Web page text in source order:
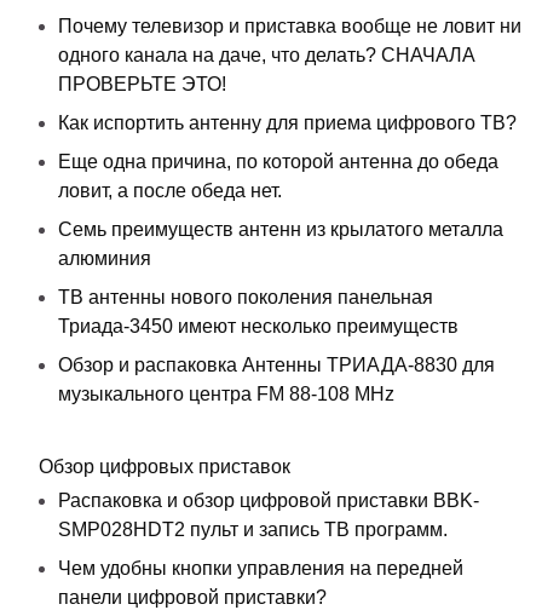
Почему телевизор и приставка вообще не ловит ни
одного канала на даче, что делать? СНАЧАЛА
ПРОВЕРЬТЕ ЭТО!
Как испортить антенну для приема цифрового ТВ?
Еще одна причина, по которой антенна до обеда
ловит, а после обеда нет.
Семь преимуществ антенн из крылатого металла
алюминия
ТВ антенны нового поколения панельная
Триада-3450 имеют несколько преимуществ
Обзор и распаковка Антенны ТРИАДА-8830 для
музыкального центра FM 88-108 MHz
Обзор цифровых приставок
Распаковка и обзор цифровой приставки BBK-
SMP028HDT2 пульт и запись ТВ программ.
Чем удобны кнопки управления на передней
панели цифровой приставки?